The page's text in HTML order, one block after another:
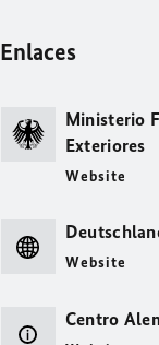
Enlaces
Ministerio
Exteriores
Website
Website
Centro